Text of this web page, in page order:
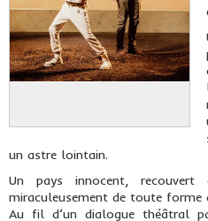
un astre lointain.
Un pays innocent,
miraculeusement de toute forme
Au fil d’un dialogue théâtral